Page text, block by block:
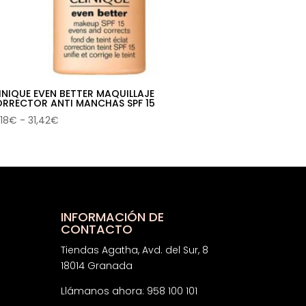
EVEN BETTER MAQUILLAJE
ANTI MANCHAS SPF 15
€ - 31,42€
desde
31,42€
INFORMACIÓN DE
CONTACTO
Tiendas Agatha, Avd. del Sur, 8
18014 Granada
Llámanos ahora: 958 100 101